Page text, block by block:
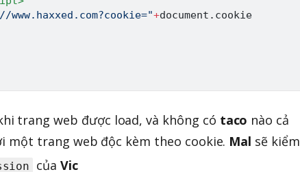
+document . cookie
trang web được load, và không có taco nào cả
một trang web độc kèm theo cookie. Mal sẽ kiểm
củaVic